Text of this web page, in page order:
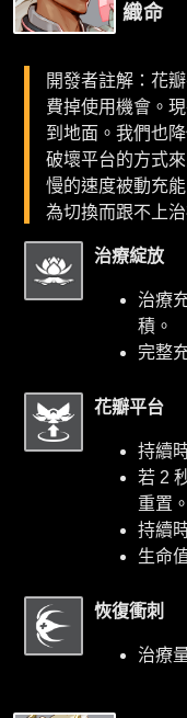
織命
開發者註解：花
費掉使用機會。
到地面。我們也
破壞平台的方式
慢的速度被動充
為切換而跟不上
治療綻放
治療
積。
完整
花瓣平台
持續
若 2
重置。
持續
生命
恢復衝刺
治療